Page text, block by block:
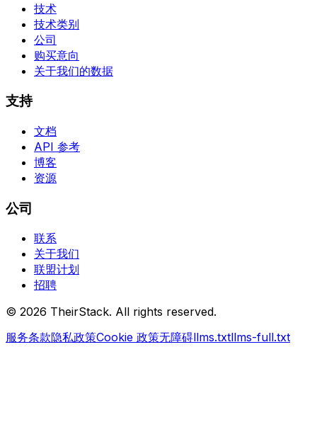
技术
技术类别
公司
购买意向
关于我们的数据
支持
文档
API 参考
博客
资源
公司
联系
关于我们
联盟计划
招聘
© 2026 TheirStack. All rights reserved.
服务条款隐私政策Cookie 政策无障碍llms.txtllms-full.txt